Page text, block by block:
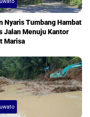
Nyaris Tumbang Hambat
Jalan Menuju Kantor
Marisa